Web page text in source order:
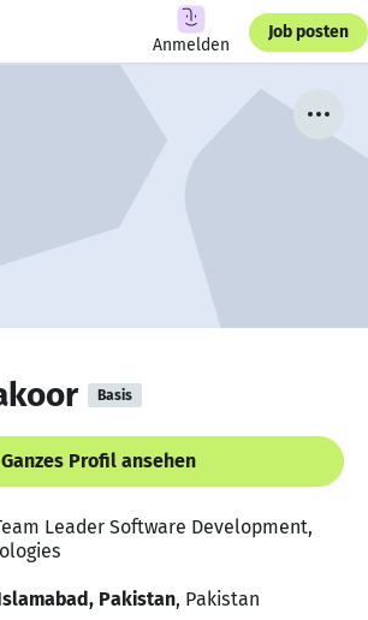
Anmelden
Job posten
Basis
Ganzes Profil ansehen
Leader Software Development,
Pakistan, Pakistan